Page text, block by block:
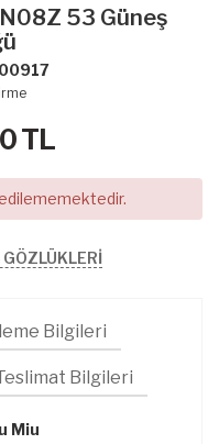
53 Güneş
TL
Bilgileri
Bilgileri
Miu